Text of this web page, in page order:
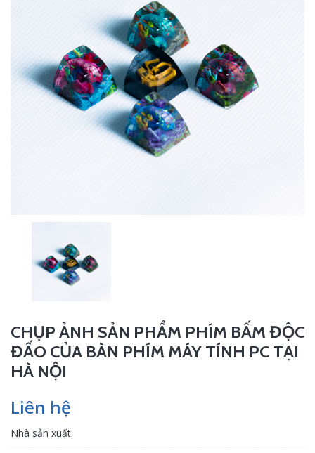
CHỤP ẢNH SẢN PHẨM PHÍM BẤM ĐỘC
ĐẤO CỦA BÀN PHÍM MÁY TÍNH PC TẠI
HÀ NỘI
Liên hệ
Nhà sản xuất: